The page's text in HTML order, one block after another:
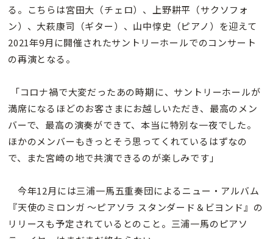
る。こちらは宮田大（チェロ）、上野耕平（サクソフォ
ン）、大萩康司（ギター）、山中惇史（ピアノ）を迎えて
2021年9月に開催されたサントリーホールでのコンサート
の再演となる。
「コロナ禍で大変だったあの時期に、サントリーホールが
満席になるほどのお客さまにお越しいただき、最高のメン
バーで、最高の演奏ができて、本当に特別な一夜でした。
ほかのメンバーもきっとそう思ってくれているはずなの
で、また宮崎の地で共演できるのが楽しみです」
今年12月には三浦一馬五重奏団によるニュー・アルバム
『天使のミロンガ 〜ピアソラ スタンダード＆ビヨンド』の
リリースも予定されているとのこと。三浦一馬のピアソ